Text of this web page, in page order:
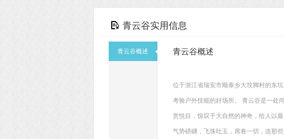
青云谷实用信息
青云谷概述 青云谷概述
位于浙江省瑞安市顺泰乡大坟脚村的东
考验户外技能的好场所。 青云谷是一处
赏悦目，惊叹于大自然的神奇，给人以
气势磅礴，飞珠吐玉，席卷一切，连那